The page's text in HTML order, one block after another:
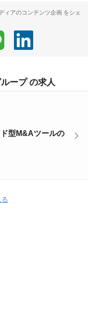
ィアのコンテンツ企画 をシェ
ープ の求人
型M&Aツールの